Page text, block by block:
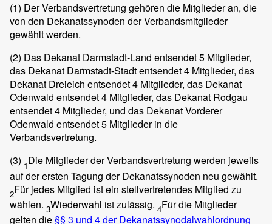
(1) Der Verbandsvertretung gehören die Mitglieder an, die
von den Dekanatssynoden der Verbandsmitglieder
gewählt werden.
(2) Das Dekanat Darmstadt-Land entsendet 5 Mitglieder,
das Dekanat Darmstadt-Stadt entsendet 4 Mitglieder, das
Dekanat Dreieich entsendet 4 Mitglieder, das Dekanat
Odenwald entsendet 4 Mitglieder, das Dekanat Rodgau
entsendet 4 Mitglieder, und das Dekanat Vorderer
Odenwald entsendet 5 Mitglieder in die
Verbandsvertretung.
(3) 1Die Mitglieder der Verbandsvertretung werden jeweils
auf der ersten Tagung der Dekanatssynoden neu gewählt.
2Für jedes Mitglied ist ein stellvertretendes Mitglied zu
wählen. 3Wiederwahl ist zulässig. 4Für die Mitglieder
gelten die§§ 3 und 4 der Dekanatssynodalwahlordnung